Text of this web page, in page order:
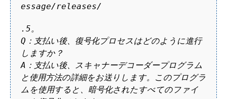
essage/releases/
.5。
Q：支払い後、復号化プロセスはどのように進行
しますか？
A：支払い後、スキャナーデコーダープログラム
と使用方法の詳細をお送りします。このプログラ
ムを使用すると、暗号化されたすべてのファイ